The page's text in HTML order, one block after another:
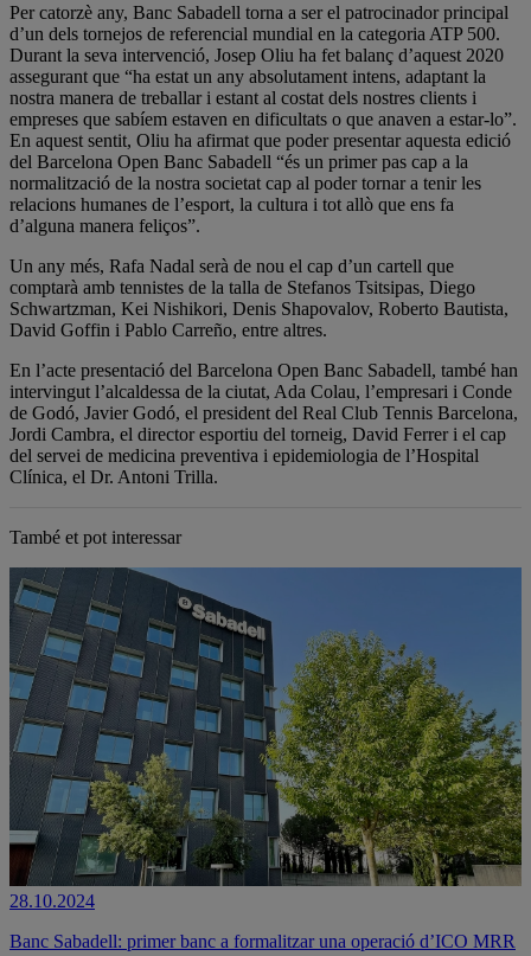
Per catorzè any, Banc Sabadell torna a ser el patrocinador principal
d’un dels tornejos de referencial mundial en la categoria ATP 500.
Durant la seva intervenció, Josep Oliu ha fet balanç d’aquest 2020
assegurant que “ha estat un any absolutament intens, adaptant la
nostra manera de treballar i estant al costat dels nostres clients i
empreses que sabíem estaven en dificultats o que anaven a estar-lo”.
En aquest sentit, Oliu ha afirmat que poder presentar aquesta edició
del Barcelona Open Banc Sabadell “és un primer pas cap a la
normalització de la nostra societat cap al poder tornar a tenir les
relacions humanes de l’esport, la cultura i tot allò que ens fa
d’alguna manera feliços”.
Un any més, Rafa Nadal serà de nou el cap d’un cartell que
comptarà amb tennistes de la talla de Stefanos Tsitsipas, Diego
Schwartzman, Kei Nishikori, Denis Shapovalov, Roberto Bautista,
David Goffin i Pablo Carreño, entre altres.
En l’acte presentació del Barcelona Open Banc Sabadell, també han
intervingut l’alcaldessa de la ciutat, Ada Colau, l’empresari i Conde
de Godó, Javier Godó, el president del Real Club Tennis Barcelona,
Jordi Cambra, el director esportiu del torneig, David Ferrer i el cap
del servei de medicina preventiva i epidemiologia de l’Hospital
Clínica, el Dr. Antoni Trilla.
També et pot interessar
28.10.2024
Banc Sabadell: primer banc a formalitzar una operació d’ICO MRR